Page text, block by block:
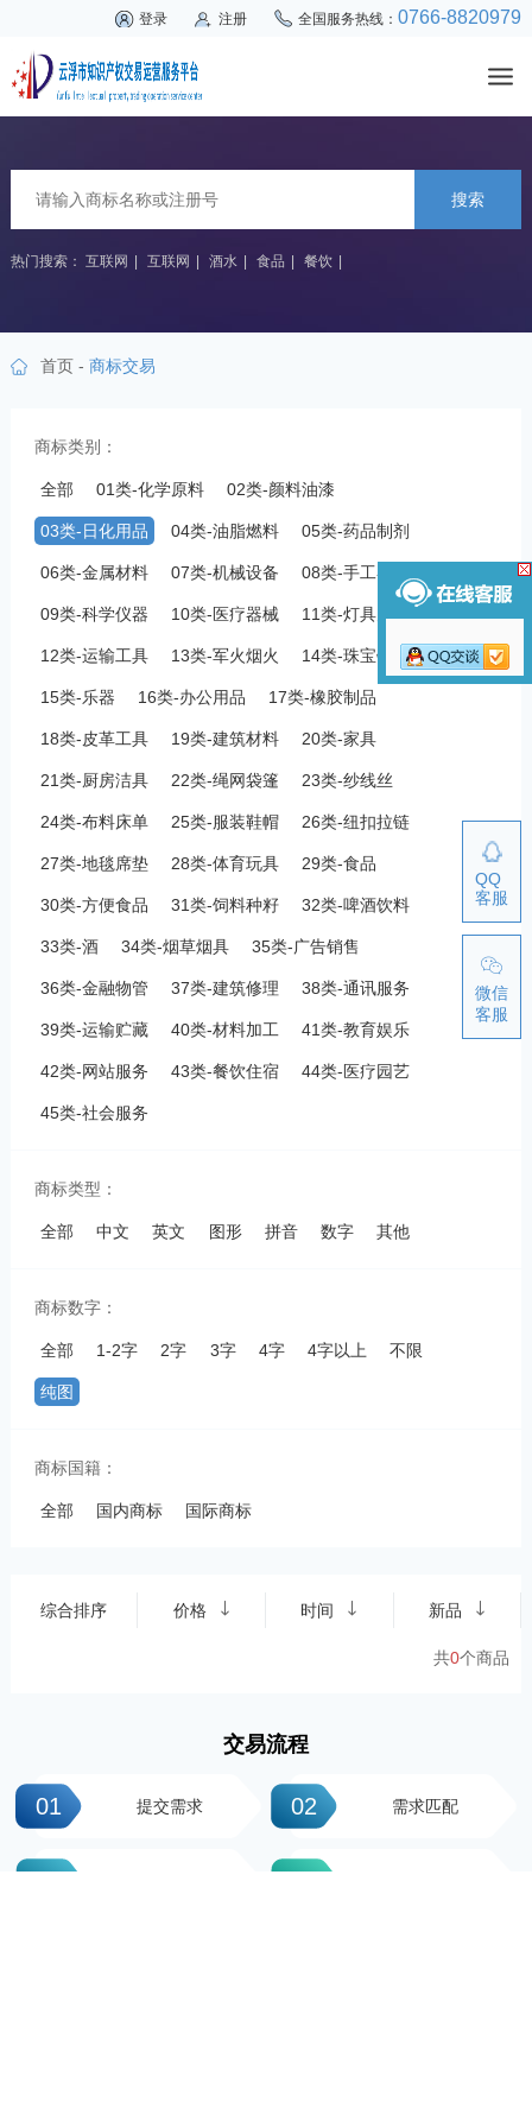
登录 注册 全国服务热线：0766-8820979
搜索
热门搜索： 互联网 互联网 酒水 食品 餐饮
首页- 商标交易
商标类别：
全部 01类-化学原料 02类-颜料油漆
03类-日化用品 04类-油脂燃料 05类-药品制剂
06类-金属材料 07类-机械设备 08类-手工器械
09类-科学仪器 10类-医疗器械 11类-灯具空调
12类-运输工具 13类-军火烟火 14类-珠宝钟表
15类-乐器 16类-办公用品 17类-橡胶制品
18类-皮革工具 19类-建筑材料 20类-家具
21类-厨房洁具 22类-绳网袋篷 23类-纱线丝
24类-布料床单 25类-服装鞋帽 26类-纽扣拉链
27类-地毯席垫 28类-体育玩具 29类-食品
30类-方便食品 31类-饲料种籽 32类-啤酒饮料
33类-酒 34类-烟草烟具 35类-广告销售
36类-金融物管 37类-建筑修理 38类-通讯服务
39类-运输贮藏 40类-材料加工 41类-教育娱乐
42类-网站服务 43类-餐饮住宿 44类-医疗园艺
45类-社会服务
商标类型：
全部 中文 英文 图形 拼音 数字 其他
商标数字：
全部 1-2字 2字 3字 4字 4字以上 不限
纯图
商标国籍：
全部 国内商标 国际商标
综合排序 价格 时间 新品
共0个商品
交易流程
01 提交需求 02 需求匹配
03 04
QQ
客服
微信
客服